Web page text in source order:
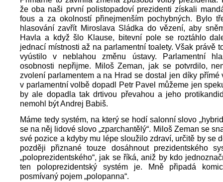
že oba naši první polistopadoví prezidenti získali
fous a za okolností přinejmenším pochybných. Bylo
hlasování zavřít Miroslava Sládka do vězení, aby
Havla a když šlo Klause, bitevní pole se roztáhlo
jednací místnosti až na parlamentní toalety. Však právě
vyústilo v neblahou změnu ústavy. Parlamentní
osobnosti nepřijme. Miloš Zeman, jak se potvrdilo,
zvolení parlamentem a na Hrad se dostal jen díky přímé
v parlamentní volbě dopadl Petr Pavel můžeme jen
by ale dopadla tak drtivou převahou a jeho
nemohl být Andrej Babiš.
Máme tedy systém, na který se hodí salonní slovo
se na něj lidové slovo „zparchantělý“. Miloš Zeman se
své pozice a kdyby mu lépe sloužilo zdraví, určitě by se
později přiznané touze dosáhnout prezidentského
„poloprezidentského“, jak se říká, aniž by kdo
ten poloprezidentský systém je. Mně připadá
posmívaný pojem „polopanna“.